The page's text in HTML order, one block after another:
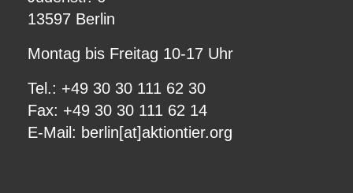
13597 Berlin
Montag bis Freitag 10-17 Uhr
Tel.: +49 30 30 111 62 30
Fax: +49 30 30 111 62 14
E-Mail: berlin[at]aktiontier.org